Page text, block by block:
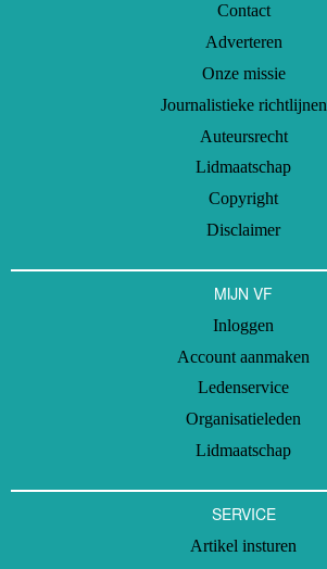
Contact
Adverteren
Onze missie
Journalistieke richtlijnen
Auteursrecht
Lidmaatschap
Copyright
Disclaimer
MIJN VF
Inloggen
Account aanmaken
Ledenservice
Organisatieleden
Lidmaatschap
SERVICE
Artikel insturen